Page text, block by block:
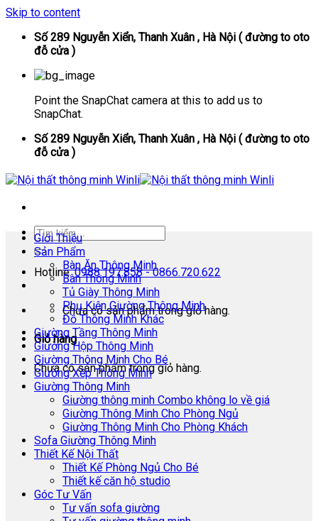
Skip to content
Số 289 Nguyễn Xiển, Thanh Xuân , Hà Nội ( đường to oto
đỗ cửa )
Point the SnapChat camera at this to add us to
SnapChat.
Số 289 Nguyễn Xiển, Thanh Xuân , Hà Nội ( đường to oto
đỗ cửa )
Hotline:0988.197.858 - 0866.720.622
Chưa có sản phẩm trong giỏ hàng.
Giỏ hàng
Chưa có sản phẩm trong giỏ hàng.
Giới Thiệu
Sản Phẩm
Bàn Ăn Thông Minh
Bàn Thông Minh
Tủ Giày Thông Minh
Phụ Kiện Giường Thông Minh
Đồ Thông Minh Khác
Giường Tầng Thông Minh
Giường Hộp Thông Minh
Giường Thông Minh Cho Bé
Giường Xếp Thông Minh
Giường Thông Minh
Giường thông minh Combo không lo về giá
Giường Thông Minh Cho Phòng Ngủ
Giường Thông Minh Cho Phòng Khách
Sofa Giường Thông Minh
Thiết Kế Nội Thất
Thiết Kế Phòng Ngủ Cho Bé
Thiết kế căn hộ studio
Góc Tư Vấn
Tư vấn sofa giường